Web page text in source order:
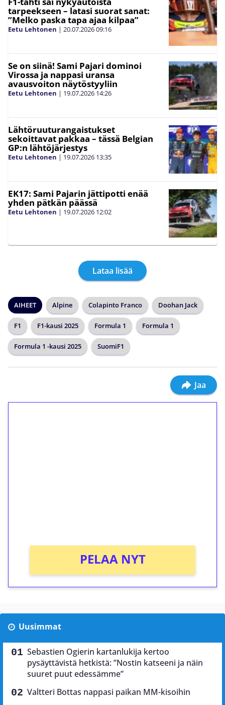
tarpeekseen – latasi suorat sanat:
”Melko paska tapa ajaa kilpaa”
Eetu Lehtonen | 20.07.202609:16
Se on siinä! Sami Pajari dominoi
Virossa ja nappasi uransa
avausvoiton näytöstyyliin
Eetu Lehtonen | 19.07.2026 14:26
Lähtöruuturangaistukset
sekoittavat pakkaa – tässä Belgian
GP:n lähtöjärjestys
Eetu Lehtonen | 19.07.2026 13:35
EK17: Sami Pajarin jättipotti enää
yhden pätkän päässä
Eetu Lehtonen | 19.07.2026 12:02
Lataa lisää
AIHEET Alpine Colapinto Franco Doohan Jack
F1 F1-kausi 2025 Formula 1 Formula 1
Formula 1 -kausi 2025 SuomiF1
Jaa
PELAA NYT
Uusimmat
Sebastien Ogierin kartanlukija kertoo
pysäyttävistä hetkistä: ”Nostin katseeni ja näin
suuret puut edessämme”
Valtteri Bottas nappasi paikan MM-kisoihin